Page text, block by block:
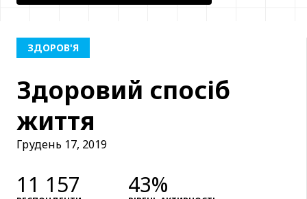
ЗДОРОВ'Я
Здоровий спосіб
життя
Грудень 17, 2019
11 157 43%